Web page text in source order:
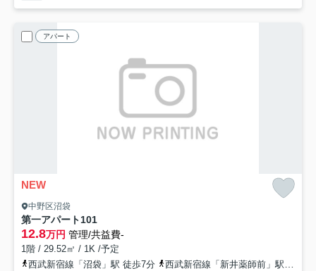
アパート
NEW
中野区沼袋
第一アパート101
12.8万円 管理/共益費-
1階 / 29.52㎡ / 1K /予定
西武新宿線「沼袋」駅 徒歩7分
西武新宿線「新井薬師前」駅 徒歩7分